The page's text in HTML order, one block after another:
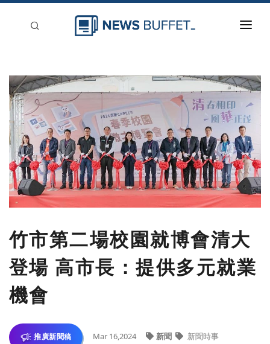
新聞稿分類
登入
刊登
竹市第二場校園就博會清大
登場 高市長：提供多元就業
機會
推廣新聞稿 Mar 16,2024 新聞 新聞時事